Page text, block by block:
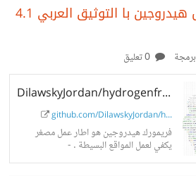
إطلاق إطار عمل هيدروجين با التوثيق العربي 4.1
برمجة
DilawskyJordan/hydrogenframework
github.com/DilawskyJordan/h...
فريمورك هيدروجين هو اطار عمل مصغر
يكفي لعمل المواقع البسيطة . -
DilawskyJordan/hydrogenframe